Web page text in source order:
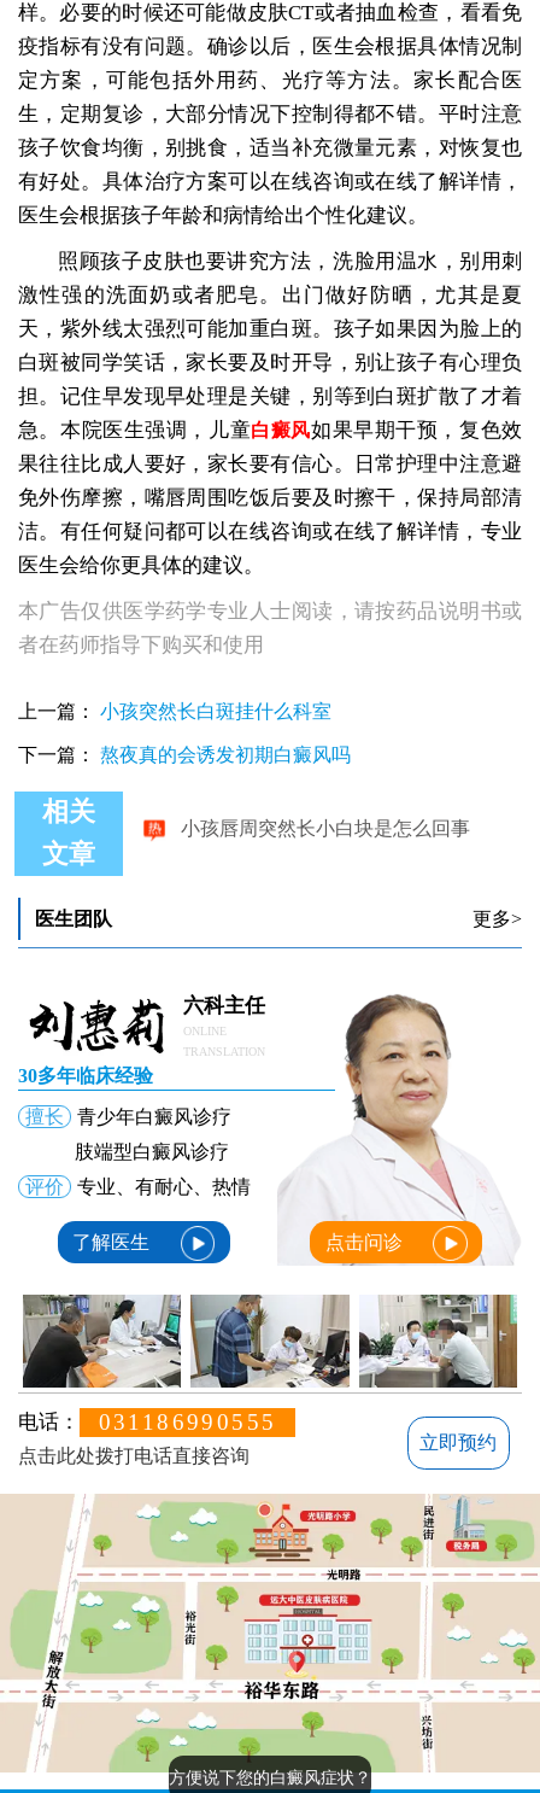
样。必要的时候还可能做皮肤CT或者抽血检查，看看免
疫指标有没有问题。确诊以后，医生会根据具体情况制
定方案，可能包括外用药、光疗等方法。家长配合医
生，定期复诊，大部分情况下控制得都不错。平时注意
孩子饮食均衡，别挑食，适当补充微量元素，对恢复也
有好处。具体治疗方案可以在线咨询或在线了解详情，
医生会根据孩子年龄和病情给出个性化建议。
照顾孩子皮肤也要讲究方法，洗脸用温水，别用刺
激性强的洗面奶或者肥皂。出门做好防晒，尤其是夏
天，紫外线太强烈可能加重白斑。孩子如果因为脸上的
白斑被同学笑话，家长要及时开导，别让孩子有心理负
担。记住早发现早处理是关键，别等到白斑扩散了才着
急。本院医生强调，儿童白癜风如果早期干预，复色效
果往往比成人要好，家长要有信心。日常护理中注意避
免外伤摩擦，嘴唇周围吃饭后要及时擦干，保持局部清
洁。有任何疑问都可以在线咨询或在线了解详情，专业
医生会给你更具体的建议。
本广告仅供医学药学专业人士阅读，请按药品说明书或
者在药师指导下购买和使用
上一篇： 小孩突然长白斑挂什么科室
下一篇： 熬夜真的会诱发初期白癜风吗
相关
文章
医生团队 更多>
六科主任
ONLINE
TRANSLATION
30多年临床经验
擅长
青少年白癜风诊疗
肢端型白癜风诊疗
评价
专业、有耐心、热情
了解医生 点击问诊
电话： 031186990555
点击此处拨打电话直接咨询
立即预约
方便说下您的白癜风症状？